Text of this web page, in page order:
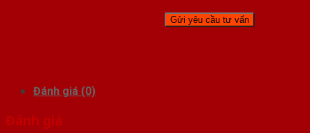
Đánh giá (0)
Đánh giá